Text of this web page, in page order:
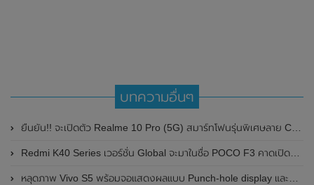
บทความอื่นๆ
ยืนยัน!! จะเปิดตัว Realme 10 Pro (5G) สมาร์ทโฟนรุ่นพิเศษลาย Coca-Cola Edition ในวันที่ 10 กุมภาพันธ์ 2023 นี้
Redmi K40 Series เวอร์ชั่น Global จะมาในชื่อ POCO F3 คาดเปิดตัวในเร็วๆนี้
หลุดภาพ Vivo S5 พร้อมจอแสดงผลแบบ Punch-hole display และกล้องเจาะรู